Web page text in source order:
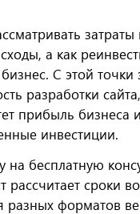
затраты
а как
С этой
разработки
прибыль бизнеса
инвестиции.
на бесплатную
рассчитает сроки
разных форматов